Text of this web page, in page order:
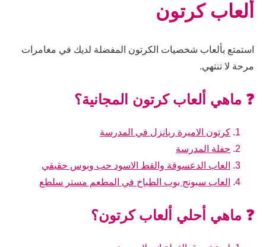
ألعاب كرتون
استمتع بألعاب شخصيات الكرتون المفضلة لديك في مغامرات
مرحة لا تنتهي.
❓ ماهي ألعاب كرتون المجانية؟
كرتون الاميرة ربانزل في المدرسة
حفلة المدرسة
العاب الدعسوقة والقط الاسود حب وبوس حقيقي
العاب سبونج بوب الطباخ في المطعم مستر سلطع
❓ ماهي أحلي ألعاب كرتون؟